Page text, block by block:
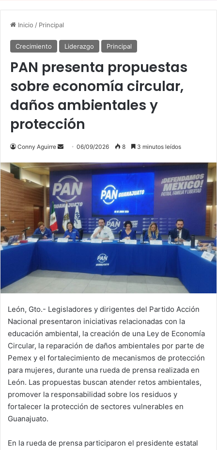
Inicio / Principal
Crecimiento Liderazgo Principal
PAN presenta propuestas
sobre economía circular,
daños ambientales y
protección
Conny Aguirre
Send
email
06/09/2026 8 3 minutos leídos
León, Gto.- Legisladores y dirigentes del Partido Acción
Nacional presentaron iniciativas relacionadas con la
educación ambiental, la creación de una Ley de Economía
Circular, la reparación de daños ambientales por parte de
Pemex y el fortalecimiento de mecanismos de protección
para mujeres, durante una rueda de prensa realizada en
León. Las propuestas buscan atender retos ambientales,
promover la responsabilidad sobre los residuos y
fortalecer la protección de sectores vulnerables en
Guanajuato.
En la rueda de prensa participaron el presidente estatal